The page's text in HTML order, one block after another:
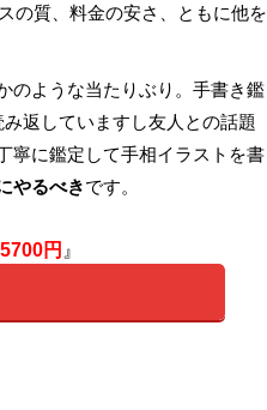
の質、料金の安さ、ともに他を
のような当たりぶり。手書き鑑
返していますし友人との話題
寧に鑑定して手相イラストを書
やるべきです。
円 』